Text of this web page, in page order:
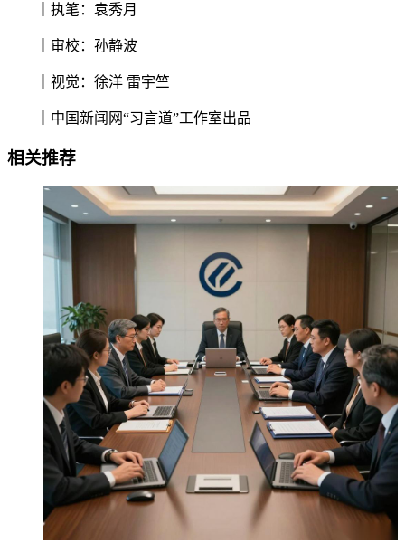
｜执笔：袁秀月
｜审校：孙静波
｜视觉：徐洋 雷宇竺
｜中国新闻网“习言道”工作室出品
相关推荐